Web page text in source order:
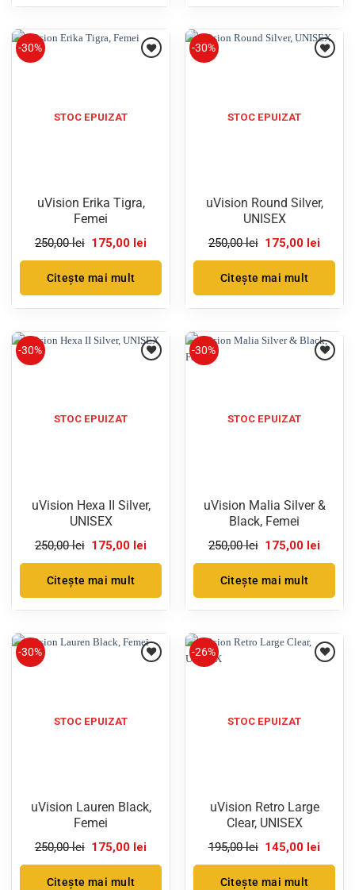
-30%
STOC EPUIZAT
uVision Erika Tigra,
Femei
250,00lei Prețul
inițial
fost:
175,00 leiPrețul
este:
Citește mai mult
-30%
STOC EPUIZAT
uVision Round Silver,
UNISEX
250,00lei Prețul
inițial
fost:
175,00 leiPrețul
este:
Citește mai mult
-30%
STOC EPUIZAT
uVision Hexa II Silver,
UNISEX
250,00lei Prețul
inițial
fost:
175,00 leiPrețul
este:
Citește mai mult
-30%
STOC EPUIZAT
uVision Malia Silver &
Black, Femei
250,00lei Prețul
inițial
fost:
175,00 leiPrețul
este:
Citește mai mult
-30%
STOC EPUIZAT
uVision Lauren Black,
Femei
250,00lei Prețul
inițial
fost:
175,00 leiPrețul
este:
Citește mai mult
-26%
STOC EPUIZAT
uVision Retro Large
Clear, UNISEX
195,00lei Prețul
inițial
fost:
145,00 leiPrețul
este:
Citește mai mult